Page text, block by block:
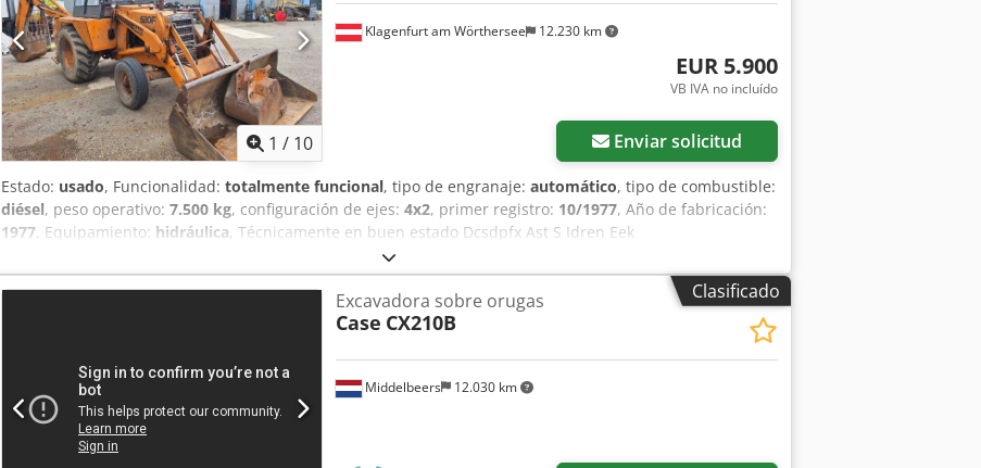
1 / 10
Klagenfurt am Wörthersee 12.230 km
EUR 5.900
VB IVA no incluído
Enviar solicitud
Estado: usado, Funcionalidad: totalmente funcional, tipo de engranaje: automático, tipo de combustible:
diésel, peso operativo: 7.500 kg, configuración de ejes: 4x2, primer registro: 10/1977, Año de fabricación:
1977, Equipamiento: hidráulica, Técnicamente en buen estado Dcsdpfx Ast S Idren Eek
Clasificado
Middelbeers 12.030 km
Excavadora sobre orugas
Case CX210B